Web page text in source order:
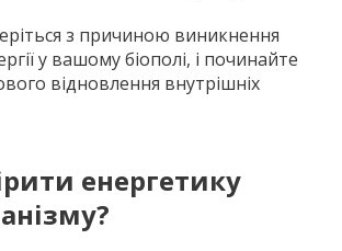
з причиною виникнення
у вашому біополі, і починайте
відновлення внутрішніх
енергетику